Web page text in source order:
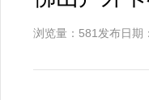
浏览量：581 发布日期